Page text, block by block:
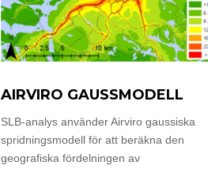
AIRVIRO GAUSSMODELL
SLB-analys använder Airviro gaussiska
spridningsmodell för att beräkna den
geografiska fördelningen av